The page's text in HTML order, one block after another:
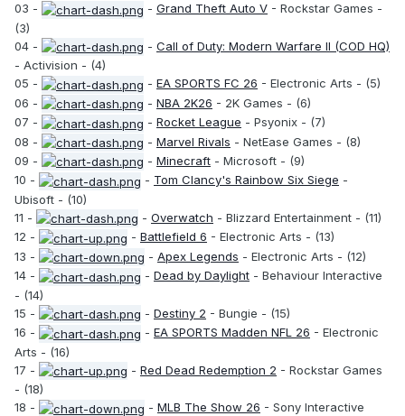
03 -
- Grand Theft Auto V - Rockstar Games -
(3)
04 -
- Call of Duty: Modern Warfare II (COD HQ)
- Activision - (4)
05 -
- EA SPORTS FC 26 - Electronic Arts - (5)
06 -
- NBA 2K26 - 2K Games - (6)
07 -
- Rocket League - Psyonix - (7)
08 -
- Marvel Rivals - NetEase Games - (8)
09 -
- Minecraft - Microsoft - (9)
10 -
- Tom Clancy's Rainbow Six Siege -
Ubisoft - (10)
11 -
- Overwatch - Blizzard Entertainment - (11)
12 -
- Battlefield 6 - Electronic Arts - (13)
13 -
- Apex Legends - Electronic Arts - (12)
14 -
- Dead by Daylight - Behaviour Interactive
- (14)
15 -
- Destiny 2 - Bungie - (15)
16 -
- EA SPORTS Madden NFL 26 - Electronic
Arts - (16)
17 -
- Red Dead Redemption 2 - Rockstar Games
- (18)
18 -
- MLB The Show 26 - Sony Interactive